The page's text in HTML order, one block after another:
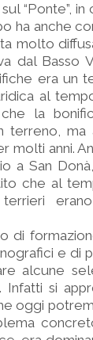
“Ponte”, in
ha anche
molto
dal Basso
era un
al
la
terreno, ma
molti anni.
a San
che al
di
e di
alcune
si
oggi